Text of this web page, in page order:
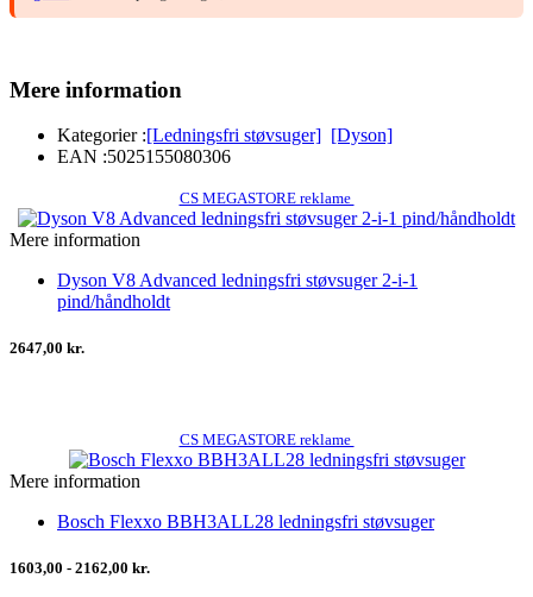
Mere information
Kategorier :[Ledningsfri støvsuger] [Dyson]
EAN :5025155080306
CS MEGASTORE reklame
Mere information
Dyson V8 Advanced ledningsfri støvsuger 2-i-1
pind/håndholdt
2647,00 kr.
CS MEGASTORE reklame
Mere information
Bosch Flexxo BBH3ALL28 ledningsfri støvsuger
1603,00 - 2162,00 kr.